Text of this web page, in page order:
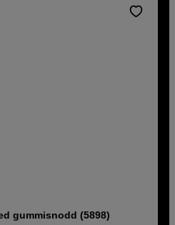
gummisnodd (5898)